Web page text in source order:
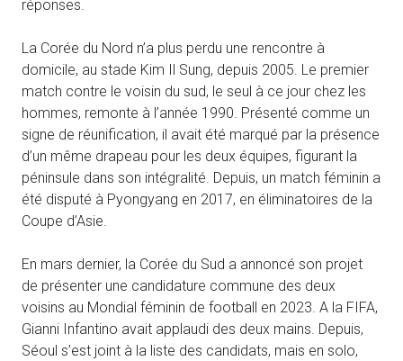
réponses.
La Corée du Nord n’a plus perdu une rencontre à
domicile, au stade Kim Il Sung, depuis 2005. Le premier
match contre le voisin du sud, le seul à ce jour chez les
hommes, remonte à l’année 1990. Présenté comme un
signe de réunification, il avait été marqué par la présence
d’un même drapeau pour les deux équipes, figurant la
péninsule dans son intégralité. Depuis, un match féminin a
été disputé à Pyongyang en 2017, en éliminatoires de la
Coupe d’Asie.
En mars dernier, la Corée du Sud a annoncé son projet
de présenter une candidature commune des deux
voisins au Mondial féminin de football en 2023. A la FIFA,
Gianni Infantino avait applaudi des deux mains. Depuis,
Séoul s’est joint à la liste des candidats, mais en solo,